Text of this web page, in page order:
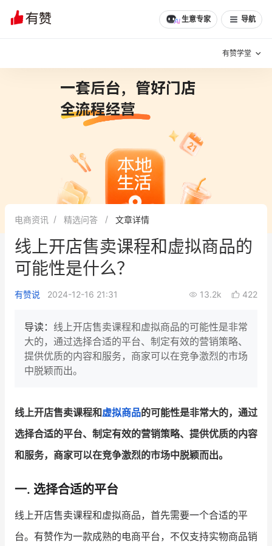
生意专家 导航
有赞学堂
增长方法
有赞专家说
新零售最佳实践
面对面聊增长
新零售大会
增长产品指南
智库
行业洞察
品牌消费观 行业报告
新零售资讯
培训课程
私域课程 新零售内参
电商资讯 精选问答 文章详情
线上开店售卖课程和虚拟商品的
可能性是什么？
有赞说 2024-12-16 21:31 13.2k 422
导读： 线上开店售卖课程和虚拟商品的可能性是非常
大的，通过选择合适的平台、制定有效的营销策略、
提供优质的内容和服务，商家可以在竞争激烈的市场
中脱颖而出。
线上开店售卖课程和虚拟商品的可能性是非常大的，通过
选择合适的平台、制定有效的营销策略、提供优质的内容
和服务，商家可以在竞争激烈的市场中脱颖而出。
一. 选择合适的平台
线上开店售卖课程和虚拟商品，首先需要一个合适的平
台。有赞作为一款成熟的电商平台，不仅支持实物商品销